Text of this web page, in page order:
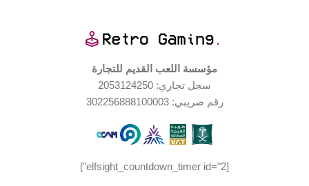
منصات اللعب المدعومة
PSP
الندرة
حالة المنتج
مؤسسة اللعب القديم للتجارة
سجل تجاري: 2053124250
رقم ضريبي: 302256888100003
[elfsight_countdown_timer id="2"]